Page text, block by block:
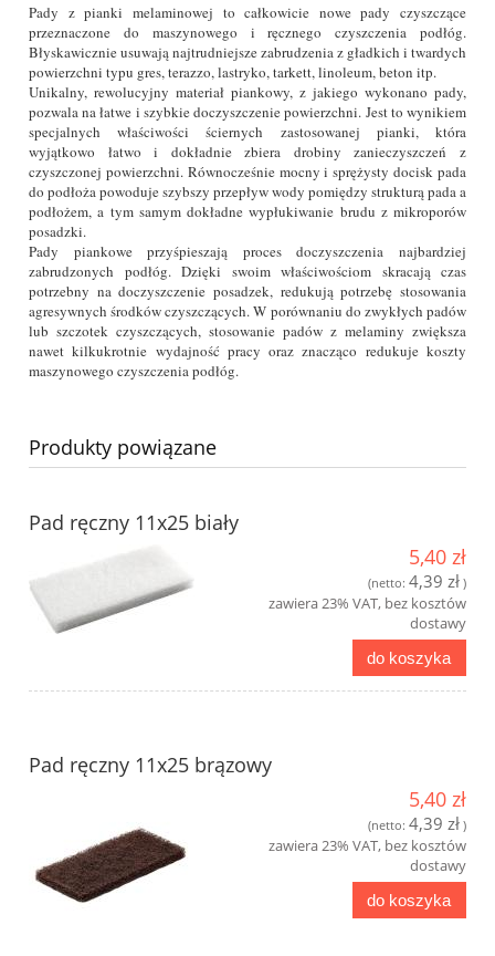
Pady z pianki melaminowej to całkowicie nowe pady czyszczące
przeznaczone do maszynowego i ręcznego czyszczenia podłóg.
Błyskawicznie usuwają najtrudniejsze zabrudzenia z gładkich i twardych
powierzchni typu gres, terazzo, lastryko, tarkett, linoleum, beton itp.
Unikalny, rewolucyjny materiał piankowy, z jakiego wykonano pady,
pozwala na łatwe i szybkie doczyszczenie powierzchni. Jest to wynikiem
specjalnych właściwości ściernych zastosowanej pianki, która
wyjątkowo łatwo i dokładnie zbiera drobiny zanieczyszczeń z
czyszczonej powierzchni. Równocześnie mocny i sprężysty docisk pada
do podłoża powoduje szybszy przepływ wody pomiędzy strukturą pada a
podłożem, a tym samym dokładne wypłukiwanie brudu z mikroporów
posadzki.
Pady piankowe przyśpieszają proces doczyszczenia najbardziej
zabrudzonych podłóg. Dzięki swoim właściwościom skracają czas
potrzebny na doczyszczenie posadzek, redukują potrzebę stosowania
agresywnych środków czyszczących. W porównaniu do zwykłych padów
lub szczotek czyszczących, stosowanie padów z melaminy zwiększa
nawet kilkukrotnie wydajność pracy oraz znacząco redukuje koszty
maszynowego czyszczenia podłóg.
Produkty powiązane
Pad ręczny 11x25 biały
5,40 zł
(netto: 4,39 zł )
zawiera 23% VAT, bez kosztów
dostawy
do koszyka
Pad ręczny 11x25 brązowy
5,40 zł
(netto: 4,39 zł )
zawiera 23% VAT, bez kosztów
dostawy
do koszyka